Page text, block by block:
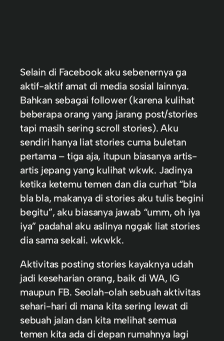
Selain di Facebook aku sebenernya ga
aktif-aktif amat di media sosial lainnya.
Bahkan sebagai follower (karena kulihat
beberapa orang yang jarang post/stories
tapi masih sering scroll stories). Aku
sendiri hanya liat stories cuma buletan
pertama – tiga aja, itupun biasanya artis-
artis jepang yang kulihat wkwk. Jadinya
ketika ketemu temen dan dia curhat “bla
bla bla, makanya di stories aku tulis begini
begitu”, aku biasanya jawab “umm, oh iya
iya” padahal aku aslinya nggak liat stories
dia sama sekali. wkwkk.
Aktivitas posting stories kayaknya udah
jadi keseharian orang, baik di WA, IG
maupun FB. Seolah-olah sebuah aktivitas
sehari-hari di mana kita sering lewat di
sebuah jalan dan kita melihat semua
temen kita ada di depan rumahnya lagi